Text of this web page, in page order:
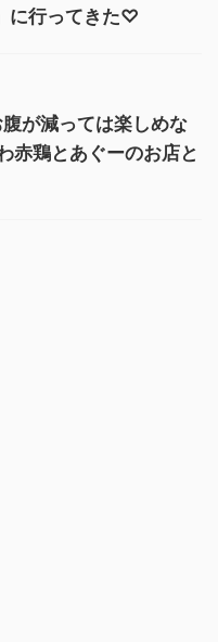
に行ってきた♡
が減っては楽しめな
赤鶏とあぐーのお店と